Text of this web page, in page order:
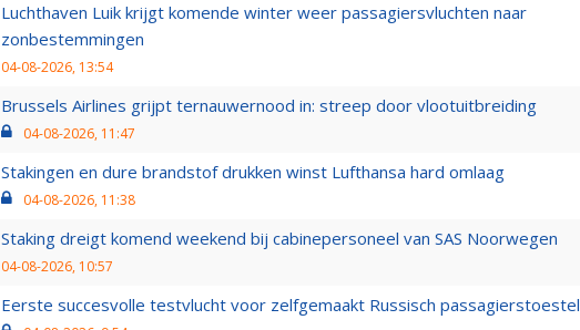
Luchthaven Luik krijgt komende winter weer passagiersvluchten naar
zonbestemmingen
04-08-2026, 13:54
Brussels Airlines grijpt ternauwernood in: streep door vlootuitbreiding
04-08-2026, 11:47
Stakingen en dure brandstof drukken winst Lufthansa hard omlaag
04-08-2026, 11:38
Staking dreigt komend weekend bij cabinepersoneel van SAS Noorwegen
04-08-2026, 10:57
Eerste succesvolle testvlucht voor zelfgemaakt Russisch passagierstoestel